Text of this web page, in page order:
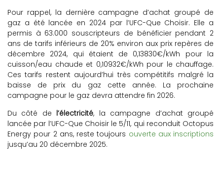
Pour rappel, la dernière campagne d’achat groupé de
gaz a été lancée en 2024 par l’UFC-Que Choisir. Elle a
permis à 63.000 souscripteurs de bénéficier pendant 2
ans de tarifs inférieurs de 20% environ aux prix repères de
décembre 2024, qui étaient de 0,13830€/kWh pour la
cuisson/eau chaude et 0,10932€/kWh pour le chauffage.
Ces tarifs restent aujourd’hui très compétitifs malgré la
baisse de prix du gaz cette année. La prochaine
campagne pour le gaz devra attendre fin 2026.
Du côté de l’électricité, la campagne d’achat groupé
lancée par l’UFC-Que Choisir le 5/11, qui reconduit Octopus
Energy pour 2 ans, reste toujours ouverte aux inscriptions
jusqu’au 20 décembre 2025.